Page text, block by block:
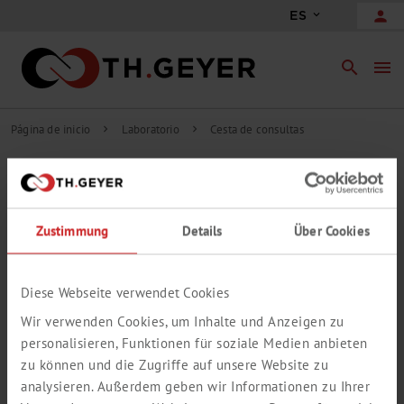
Zustimmung Details Über Cookies
Diese Webseite verwendet Cookies
Wir verwenden Cookies, um Inhalte und Anzeigen zu
personalisieren, Funktionen für soziale Medien anbieten
zu können und die Zugriffe auf unsere Website zu
analysieren. Außerdem geben wir Informationen zu Ihrer
ES person
search menu
Página de inicio chevron_right Laboratorio chevron_right Cesta de consultas
CONTENIDO DE LA
CESTA DE CONSULTAS
add_circle_outline
SU CESTA DE SOLICITUD ESTA
VACÍA.